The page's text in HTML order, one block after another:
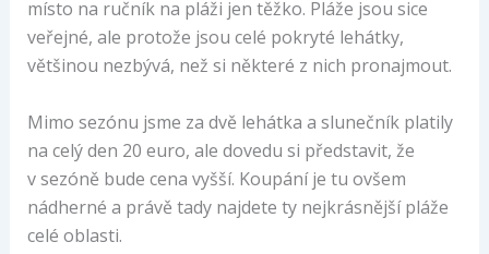
místo na ručník na pláži jen těžko. Pláže jsou sice
veřejné, ale protože jsou celé pokryté lehátky,
většinou nezbývá, než si některé z nich pronajmout.
Mimo sezónu jsme za dvě lehátka a slunečník platily
na celý den 20 euro, ale dovedu si představit, že
v sezóně bude cena vyšší. Koupání je tu ovšem
nádherné a právě tady najdete ty nejkrásnější pláže
celé oblasti.